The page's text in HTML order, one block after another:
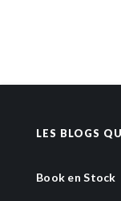
LES BLOGS
Book en Stock